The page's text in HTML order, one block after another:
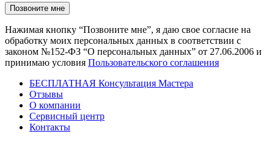
Нажимая кнопку “Позвоните мне”, я даю свое согласие на
обработку моих персональных данных в соответствии с
законом №152-ФЗ “О персональных данных” от 27.06.2006 и
принимаю условия Пользовательского соглашения
БЕСПЛАТНАЯ Консультация Мастера
Отзывы
О компании
Сервисный центр
Контакты